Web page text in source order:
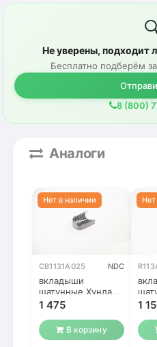
Не уверены, подходит
Бесплатно подберём
8 (800)
Аналоги
CB1131A025 NDC
вкладыши
шатунные Хундай /
Митсубиси 4D56
1 475
В корзину
1